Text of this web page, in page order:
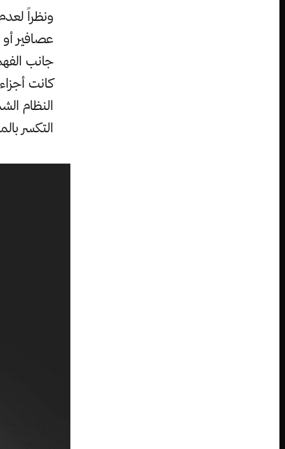
ونظراً
عصافير
كانت
النظام
التكسر